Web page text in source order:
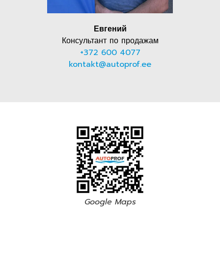
Евгений
Консультант по продажам
+372 600 4077
kontakt@autoprof.ee
Google Maps